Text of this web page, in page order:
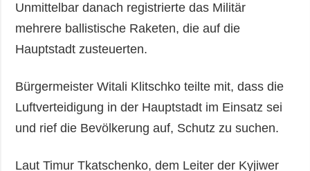
Unmittelbar danach registrierte das Militär
mehrere ballistische Raketen, die auf die
Hauptstadt zusteuerten.
Bürgermeister Witali Klitschko teilte mit, dass die
Luftverteidigung in der Hauptstadt im Einsatz sei
und rief die Bevölkerung auf, Schutz zu suchen.
Laut Timur Tkatschenko, dem Leiter der Kyjiwer